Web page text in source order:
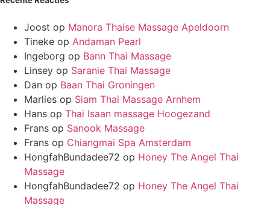
Joost op Manora Thaise Massage Apeldoorn
Tineke op Andaman Pearl
Ingeborg op Bann Thai Massage
Linsey op Saranie Thai Massage
Dan op Baan Thai Groningen
Marlies op Siam Thai Massage Arnhem
Hans op Thai Isaan massage Hoogezand
Frans op Sanook Massage
Frans op Chiangmai Spa Amsterdam
HongfahBundadee72 op Honey The Angel Thai
Massage
HongfahBundadee72 op Honey The Angel Thai
Massage